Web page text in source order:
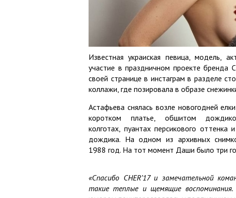
Известная украиская певица, модель,
участие в праздничном проекте бренда
своей странице в инстаграм в разделе
коллажи, где позировала в образе
Астафьева снялась возле новогодней
коротком платье, обшитом
колготах, пуантах персикового оттенка
дождика. На одном из архивных
1988 год. На тот момент Даши было три
«Спасибо CHER’17 и замечательной
такие теплые и щемящие